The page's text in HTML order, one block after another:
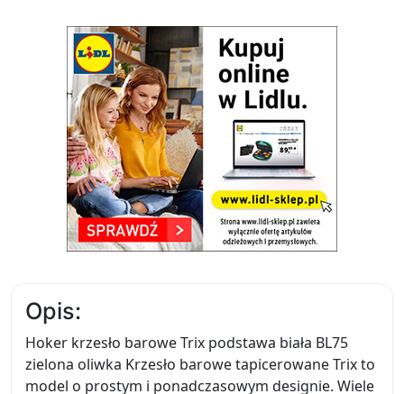
Opis:
Hoker krzesło barowe Trix podstawa biała BL75
zielona oliwka Krzesło barowe tapicerowane Trix to
model o prostym i ponadczasowym designie. Wiele